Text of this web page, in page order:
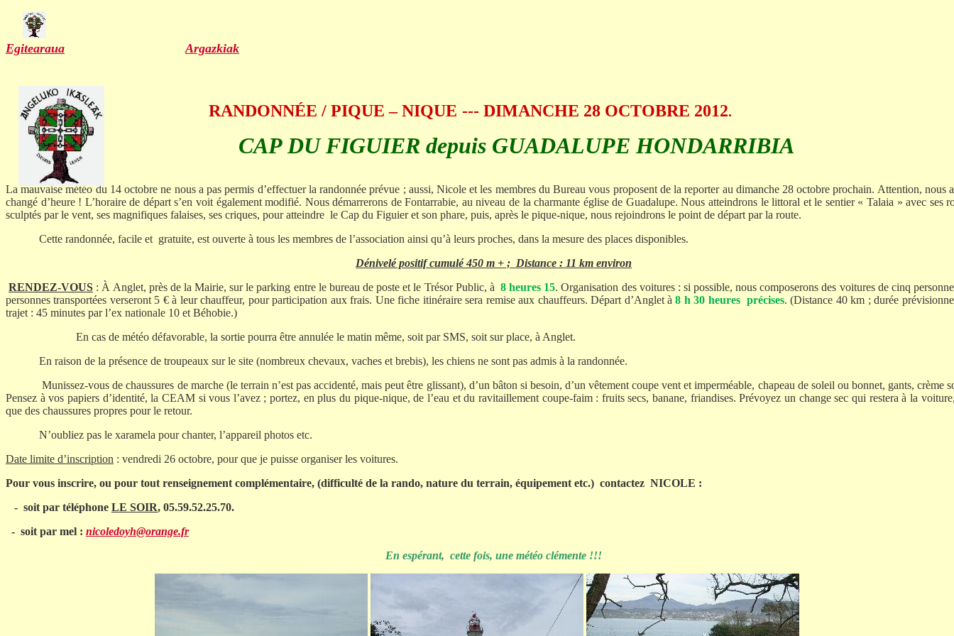
Egitearaua Argazkiak
RANDONNÉE / PIQUE – NIQUE --- DIMANCHE 28 OCTOBRE 2012.
CAP DU FIGUIER depuis GUADALUPE HONDARRIBIA
La mauvaise météo du 14 octobre ne nous a pas permis d’effectuer la randonnée prévue ; aussi, Nicole et les membres du Bureau vous proposent de la reporter au dimanche 28 octobre prochain. Attention, nous
changé d’heure ! L’horaire de départ s’en voit également modifié. Nous démarrerons deFontarrabie, au niveau de la charmante église de Guadalupe. Nous atteindrons le littoral et le sentier « Talaia » avec ses
sculptés par le vent, ses magnifiques falaises, ses criques, pour atteindre le Cap du Figuier et son phare, puis, après le pique-nique, nous rejoindrons le point de départ par la route.
Cette randonnée, facile et gratuite, est ouverte à tous les membres de l’association ainsi qu’à leurs proches, dans la mesure des places disponibles.
Dénivelé positif cumulé 450 m + ; Distance : 11 km environ
RENDEZ-VOUS : À Anglet, près de la Mairie, sur le parking entre le bureau de poste et le Trésor Public, à 8 heures 15. Organisation des voitures : si possible, nous composerons des voitures de cinq
personnes transportées verseront 5 € à leur chauffeur, pour participation aux frais. Une fiche itinéraire sera remise aux chauffeurs. Départ d’Anglet à8 h 30 heures précises. (Distance 40 km ; durée
trajet : 45 minutes par l’ex nationale 10 et Béhobie.)
En cas de météo défavorable, la sortie pourra être annulée le matin même, soit par SMS, soit sur place, à Anglet.
En raison de la présence de troupeaux sur le site (nombreux chevaux, vaches et brebis), les chiens ne sont pas admis à la randonnée.
Munissez-vous de chaussures de marche (le terrain n’est pas accidenté, mais peut être glissant), d’un bâton si besoin, d’un vêtement coupe vent et imperméable, chapeau de soleil ou bonnet, gants, crème
Pensez à vos papiers d’identité,la CEAMsi vous l’avez ; portez, en plus du pique-nique, de l’eau et du ravitaillement coupe-faim : fruits secs, banane, friandises. Prévoyez un change sec qui restera à la
que des chaussures propres pour le retour.
N’oubliez pas lexaramela pour chanter, l’appareil photos etc.
Date limite d’inscription : vendredi 26 octobre, pour que je puisse organiser les voitures.
Pour vous inscrire, ou pour tout renseignement complémentaire, (difficulté de la rando, nature du terrain, équipement etc.) contactez NICOLE :
- soit par téléphone LE SOIR, 05.59.52.25.70.
- soit par mel : nicoledoyh@orange.fr
En espérant, cette fois, une météo clémente !!!